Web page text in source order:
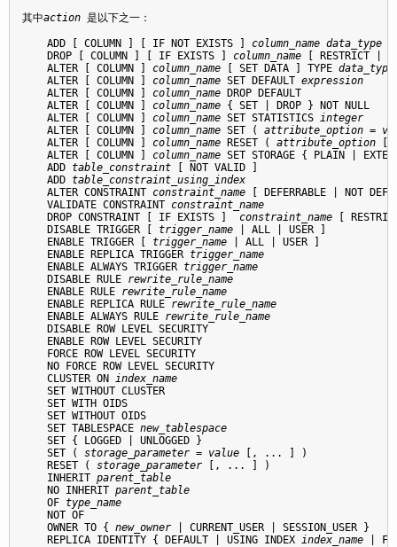
其中action 是以下之一：
    ADD [ COLUMN ] [ IF NOT EXISTS ]
column_name data_type
    DROP [ COLUMN ] [ IF EXISTS ]
column_name [ RESTRICT |
    ALTER [ COLUMN ]
column_name [ SET DATA ] TYPE data_type
    ALTER [ COLUMN ]
column_name SET DEFAULT expression
    ALTER [ COLUMN ]
column_name DROP DEFAULT
    ALTER [ COLUMN ]
column_name { SET | DROP } NOT NULL
    ALTER [ COLUMN ]
column_name SET STATISTICS
integer
    ALTER [ COLUMN ]
column_name SET ( attribute_option =
    ALTER [ COLUMN ]
column_name RESET ( attribute_option [,
    ALTER [ COLUMN ]
column_name SET STORAGE { PLAIN |
    ADD
table_constraint [ NOT VALID ]
    ADD
table_constraint_using_index
    ALTER CONSTRAINT
constraint_name [ DEFERRABLE | NOT
    VALIDATE CONSTRAINT
constraint_name
    DROP CONSTRAINT [ IF EXISTS ]
constraint_name [
    DISABLE TRIGGER [
trigger_name | ALL | USER ]
    ENABLE TRIGGER [
trigger_name | ALL | USER ]
    ENABLE REPLICA TRIGGER
trigger_name
    ENABLE ALWAYS TRIGGER
trigger_name
    DISABLE RULE
rewrite_rule_name
    ENABLE RULE
rewrite_rule_name
    ENABLE REPLICA RULE
rewrite_rule_name
    ENABLE ALWAYS RULE
rewrite_rule_name
    DISABLE ROW LEVEL SECURITY
    ENABLE ROW LEVEL SECURITY
    FORCE ROW LEVEL SECURITY
    NO FORCE ROW LEVEL SECURITY
    CLUSTER ON
index_name
    SET WITHOUT CLUSTER
    SET WITH OIDS
    SET WITHOUT OIDS
    SET TABLESPACE
new_tablespace
    SET { LOGGED | UNLOGGED }
    SET (
storage_parameter = value [, ... ] )
    RESET (
storage_parameter [, ... ] )
    INHERIT
parent_table
    NO INHERIT
parent_table
    OF
type_name
    NOT OF
    OWNER TO {
new_owner | CURRENT_USER | SESSION_USER }
    REPLICA IDENTITY { DEFAULT | USING INDEX
index_name |